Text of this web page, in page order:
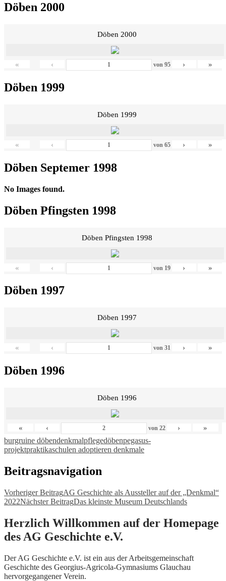
Döben 2000
Döben 2000
« ‹ von 95 › »
Döben 1999
Döben 1999
« ‹ von 65 › »
Döben Septemer 1998
No Images found.
Döben Pfingsten 1998
Döben Pfingsten 1998
« ‹ von 19 › »
Döben 1997
Döben 1997
« ‹ von 31 › »
Döben 1996
Döben 1996
« ‹ von 22 › »
burgruine döbendenkmalpflegedöbenpegasus-
projektpraktikaschulen adoptieren denkmale
Beitragsnavigation
Vorheriger BeitragAG Geschichte als Aussteller auf der „Denkmal“
2022Nächster BeitragDas kleinste Museum Deutschlands
Herzlich Willkommen auf der Homepage
des AG Geschichte e.V.
Der AG Geschichte e.V. ist ein aus der Arbeitsgemeinschaft
Geschichte des Georgius-Agricola-Gymnasiums Glauchau
hervorgegangener Verein.